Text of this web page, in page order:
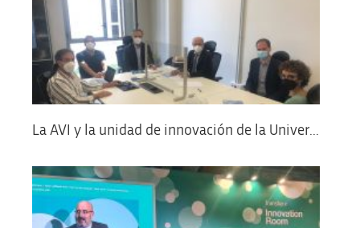
La AVI y la unidad de innovación de la Univer...